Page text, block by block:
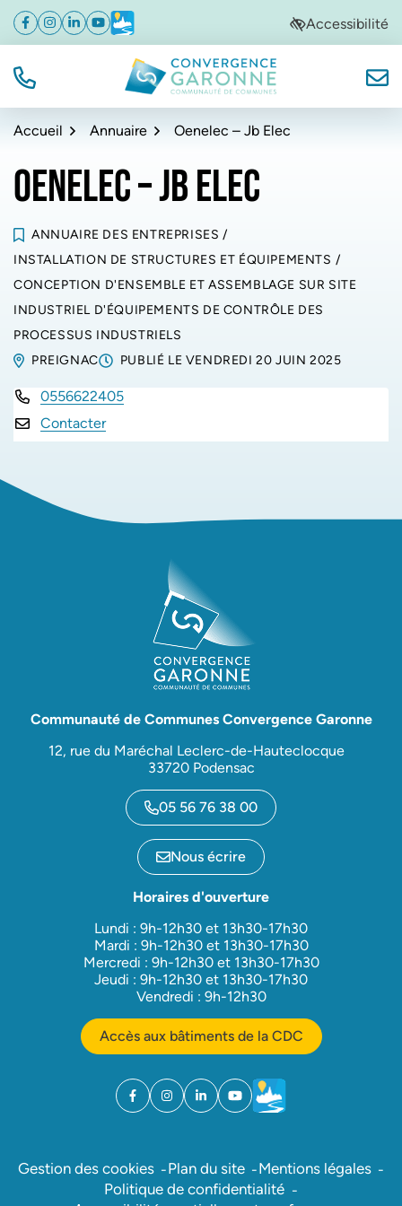
Aller
navigation
Aller
au
Aller
au
de
Facebook
(ouverture dans un nouvel onglet)
Instagram
(ouverture dans un nouvel onglet)
Linkedin
(ouverture dans un nouvel onglet)
YouTube
(ouverture dans un nouvel onglet)
Météo
(ouverture dans un nouvel onglet)Accessibilité
TÉL. Convergence Garonne
Accueil Annuaire Oenelec – Jb Elec
OENELEC – JB ELEC
ANNUAIRE DES ENTREPRISES /
INSTALLATION DE STRUCTURES ET ÉQUIPEMENTS /
CONCEPTION D'ENSEMBLE ET ASSEMBLAGE SUR SITE
INDUSTRIEL D'ÉQUIPEMENTS DE CONTRÔLE DES
PROCESSUS INDUSTRIELS
PREIGNAC
PUBLIÉ LE VENDREDI 20 JUIN 2025
INFOS UTILES
0556622405
Contacter
Communauté de Communes Convergence Garonne
12, rue du Maréchal Leclerc-de-Hauteclocque
33720 Podensac
05 56 76 38 00
Nous écrire
Horaires d'ouverture
Lundi : 9h-12h30 et 13h30-17h30
Mardi : 9h-12h30 et 13h30-17h30
Mercredi : 9h-12h30 et 13h30-17h30
Jeudi : 9h-12h30 et 13h30-17h30
Vendredi : 9h-12h30
Accès aux bâtiments de la CDC
Facebook
(ouverture dans un nouvel onglet)
Instagram
(ouverture dans un nouvel onglet)
Linkedin
(ouverture dans un nouvel onglet)
YouTube
(ouverture dans un nouvel
Météo
(ouverture dans un
Gestion des cookies Plan du site
Mentions légales
Politique de confidentialité